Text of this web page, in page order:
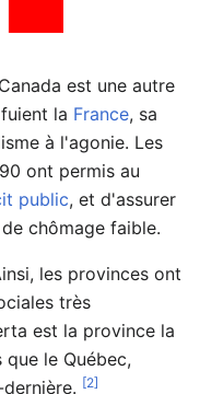
est une autre
la France, sa
à l'agonie. Les
ont permis au
public, et d'assurer
chômage faible.
les provinces ont
très
est la province la
le Québec,
[2]